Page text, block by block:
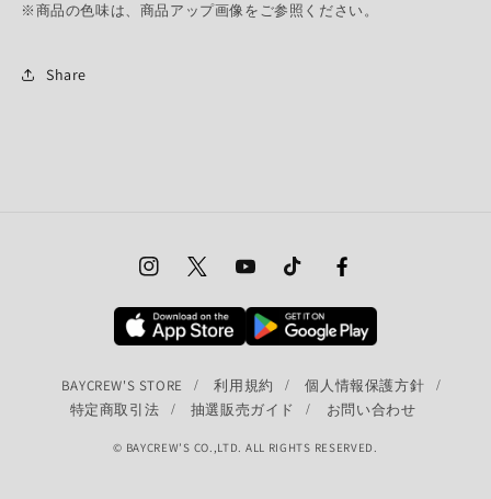
※商品の色味は、商品アップ画像をご参照ください。
Share
InstagramTwitterYouTubeTikTok Facebook
BAYCREW'S STORE 利用規約
個人情報保護方針
特定商取引法
抽選販売ガイド お問い合わせ
© BAYCREW’S CO.,LTD. ALL RIGHTS RESERVED.